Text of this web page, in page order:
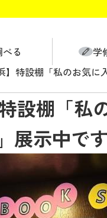
る 学
】特設棚「私のお気
特設棚「
展示中で